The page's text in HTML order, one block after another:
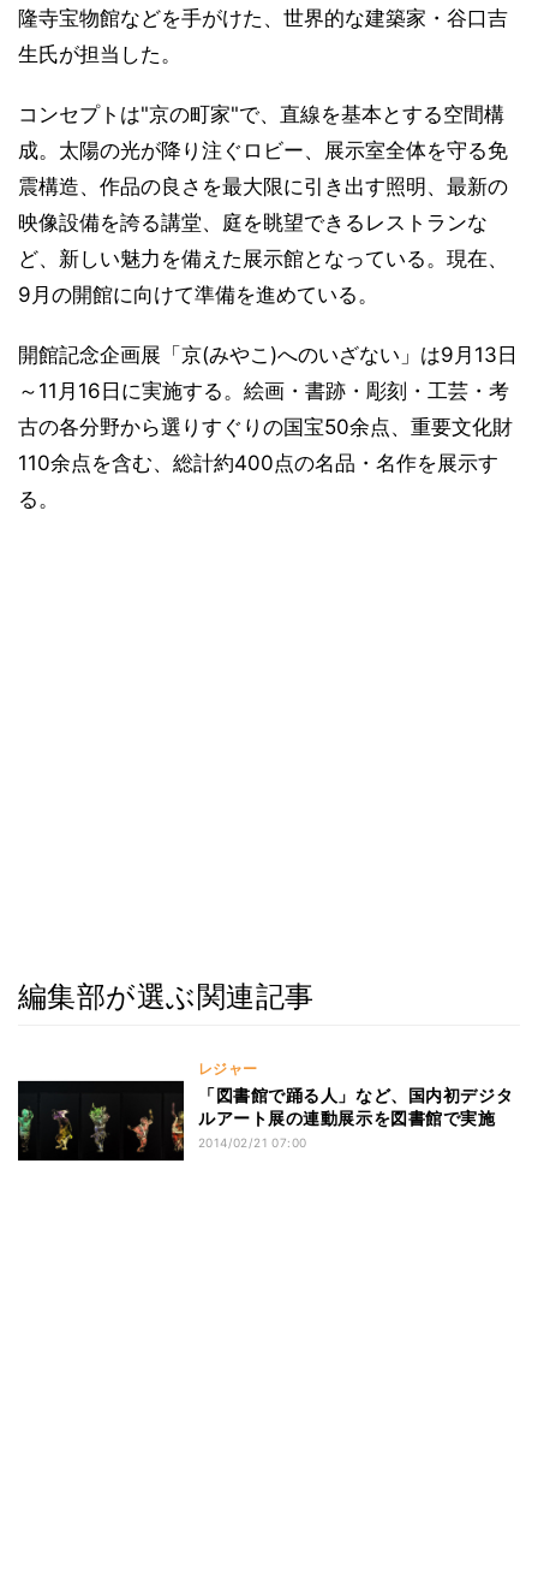
隆寺宝物館などを手がけた、世界的な建築家・谷口吉
生氏が担当した。
コンセプトは"京の町家"で、直線を基本とする空間構
成。太陽の光が降り注ぐロビー、展示室全体を守る免
震構造、作品の良さを最大限に引き出す照明、最新の
映像設備を誇る講堂、庭を眺望できるレストランな
ど、新しい魅力を備えた展示館となっている。現在、
9月の開館に向けて準備を進めている。
開館記念企画展「京(みやこ)へのいざない」は9月13日
～11月16日に実施する。絵画・書跡・彫刻・工芸・考
古の各分野から選りすぐりの国宝50余点、重要文化財
110余点を含む、総計約400点の名品・名作を展示す
る。
編集部が選ぶ関連記事
レジャー
「図書館で踊る人」など、国内初デジタ
ルアート展の連動展示を図書館で実施
2014/02/21 07:00